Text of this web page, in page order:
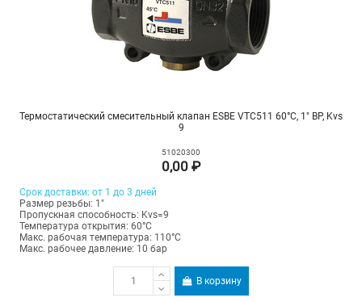
Термостатический смесительный клапан ESBE VTC511 60°С, 1" ВР, Kvs
9
51020300
0,00 ₽
Срок доставки: от 1 до 3 дней
Размер резьбы: 1"
Пропускная способность: Kvs=9
Температура открытия: 60°С
Макс. рабочая температура: 110°C
Макс. рабочее давление: 10 бар
В корзину